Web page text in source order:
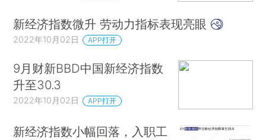
新经济指数微升 劳动力指标表现亮眼
2022年10月02日 APP打开
9月财新BBD中国新经济指数
升至30.3
2022年10月02日 APP打开
新经济指数小幅回落，入职工